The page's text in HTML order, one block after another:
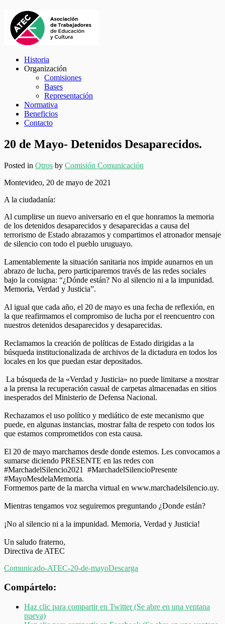
Historia
Organización
Comisiones
Bases
Representación
Normativa
Beneficios
Contacto
20 de Mayo- Detenidos Desaparecidos.
Posted in Otros by Comisión Comunicación
Montevideo, 20 de mayo de 2021
A la ciudadanía:
Al cumplirse un nuevo aniversario en el que honramos la memoria
de los detenidos desaparecidos y desaparecidas a causa del
terrorismo de Estado abrazamos y compartimos el atronador mensaje
de silencio con todo el pueblo uruguayo.
Lamentablemente la situación sanitaria nos impide aunarnos en un
abrazo de lucha, pero participaremos través de las redes sociales
bajo la consigna: “¿Dónde están? No al silencio ni a la impunidad.
Memoria, Verdad y Justicia”.
Al igual que cada año, el 20 de mayo es una fecha de reflexión, en
la que reafirmamos el compromiso de lucha por el reencuentro con
nuestros detenidos desaparecidos y desaparecidas.
Reclamamos la creación de políticas de Estado dirigidas a la
búsqueda institucionalizada de archivos de la dictadura en todos los
locales en los que puedan estar depositados.
La búsqueda de la «Verdad y Justicia» no puede limitarse a mostrar
a la prensa la recuperación casual de carpetas almacenadas en sitios
inesperados del Ministerio de Defensa Nacional.
Rechazamos el uso político y mediático de este mecanismo que
puede, en algunas instancias, mostrar falta de respeto con todos los
que estamos comprometidos con esta causa.
El 20 de mayo marchamos desde donde estemos. Les convocamos a
sumarse diciendo PRESENTE en las redes con
#MarchadelSilencio2021 #MarchadelSilencioPresente
#MayoMesdelaMemoria.
Formemos parte de la marcha virtual en www.marchadelsilencio.uy.
Mientras tengamos voz seguiremos preguntando ¿Donde están?
¡No al silencio ni a la impunidad. Memoria, Verdad y Justicia!
Un saludo fraterno,
Directiva de ATEC
Comunicado-ATEC-20-de-mayoDescarga
Compártelo:
Haz clic para compartir en Twitter (Se abre en una ventana
nueva)